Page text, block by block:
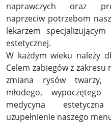
naprawczych oraz
naprzeciw potrzebom
lekarzem
estetycznej.
W każdym wieku należy
Celem zabiegów z
zmiana rysów twarzy,
młodego,
medycyna
uzupełnienie naszego